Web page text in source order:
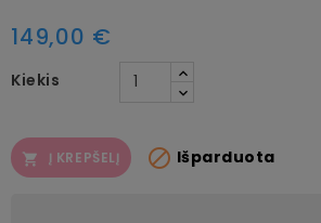
149,00 €
Kiekis
 Į KREPŠELĮ  Išparduota